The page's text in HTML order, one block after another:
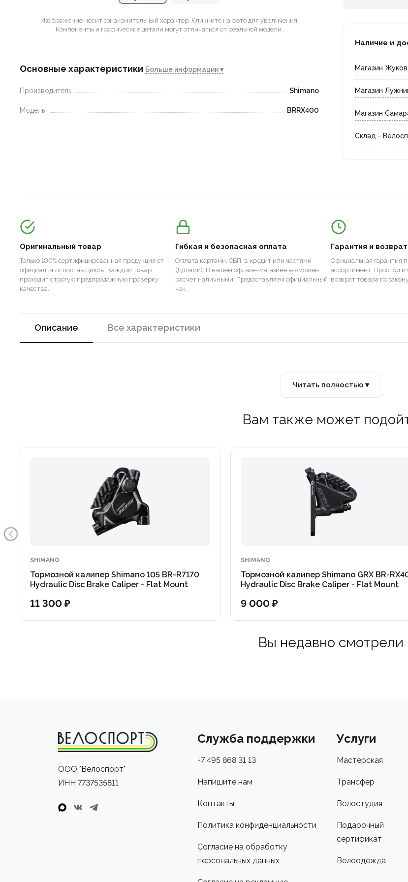
Изображение носит ознакомительный характер. Кликните на фото для увеличения.
Компоненты и графические детали могут отличаться от реальной модели.
Основные характеристики Больше информации ▾
Производитель Shimano
Модель BRRX400
Наличие и
Магазин
Магазин
Магазин
Склад -
Оригинальный товар
Только 100% сертифицированная продукция от
официальных поставщиков. Каждый товар
проходит строгую предпродажную проверку
качества.
Гибкая и безопасная оплата
Оплата картами, СБП, в кредит или частями
(Долями). В нашем офлайн-магазине возможен
расчет наличными. Предоставляем официальный
чек.
Гарантия и возврат
Официальная гарантия
ассортимент. Простой
возврат товара по
Описание Все характеристики
Читать полностью ▾
Вам также может
SHIMANO
Тормозной калипер Shimano 105 BR-R7170
Hydraulic Disc Brake Caliper - Flat Mount
11 300 ₽
SHIMANO
Тормозной калипер Shimano GRX BR-
Hydraulic Disc Brake Caliper - Flat Mount
9 000 ₽
Вы недавно смотрели
ООО "Велоспорт"
ИНН 7737535811
Служба поддержки
+7 495 868 31 13
Напишите нам
Контакты
Политика конфиденциальности
Согласие на обработку
персональных данных
Услуги
Мастерская
Трансфер
Велостудия
Подарочный
сертификат
Велоодежда